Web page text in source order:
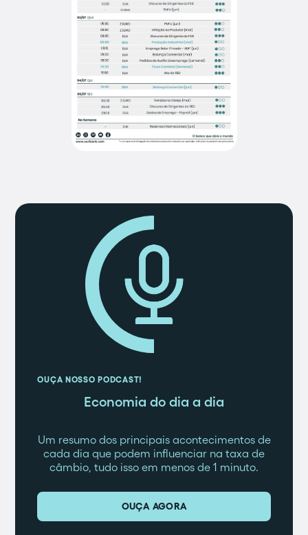
OUÇA NOSSO PODCAST!
Economia do dia a dia
Um resumo dos principais acontecimentos de
cada dia que podem influenciar na taxa de
câmbio, tudo isso em menos de 1 minuto.
OUÇA AGORA